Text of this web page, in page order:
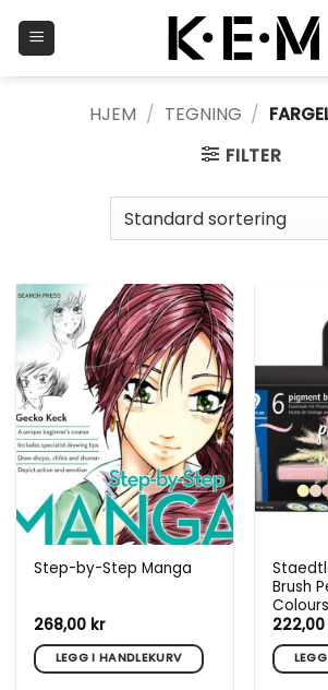
HJEM / TEGNING /
FILTER
Step-by-Step Manga
268,00 kr
LEGG I HANDLEKURV
Brush
222,00